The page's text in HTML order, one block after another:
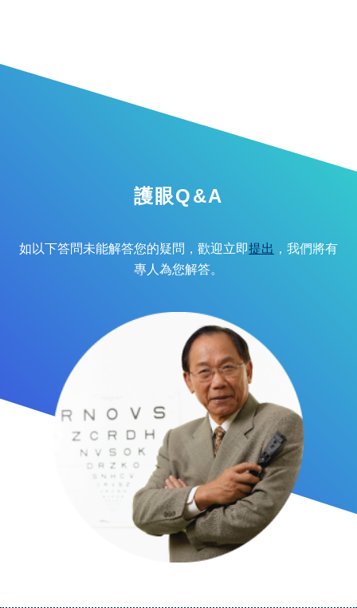
護眼Q&A
如以下答問未能解答您的疑問，歡迎立即提出 ，我們將有
專人為您解答。